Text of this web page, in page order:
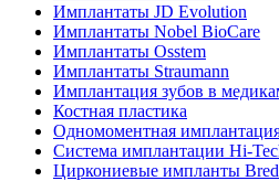
Имплантаты JD Evolution
Имплантаты Nobel BioСare
Имплантаты Osstem
Имплантаты Straumann
Имплантация зубов в
Костная пластика
Одномоментная
Система имплантации Hi-
Циркониевые импланты